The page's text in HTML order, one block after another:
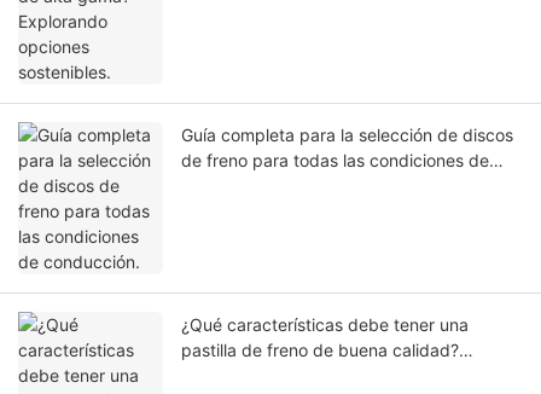
Guía completa para la selección de discos
de freno para todas las condiciones de
¿Qué características debe tener una
pastilla de freno de buena calidad?